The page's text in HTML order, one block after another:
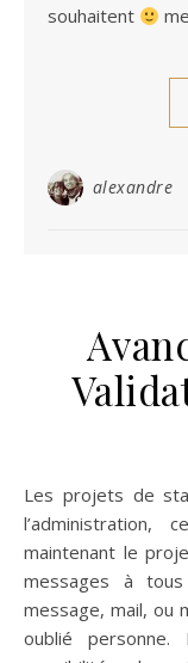
souhaitent
alexandre
Les projets de statuts ont été validés courant Mai par
maintenant le
messages à
message, mail, ou
oublié